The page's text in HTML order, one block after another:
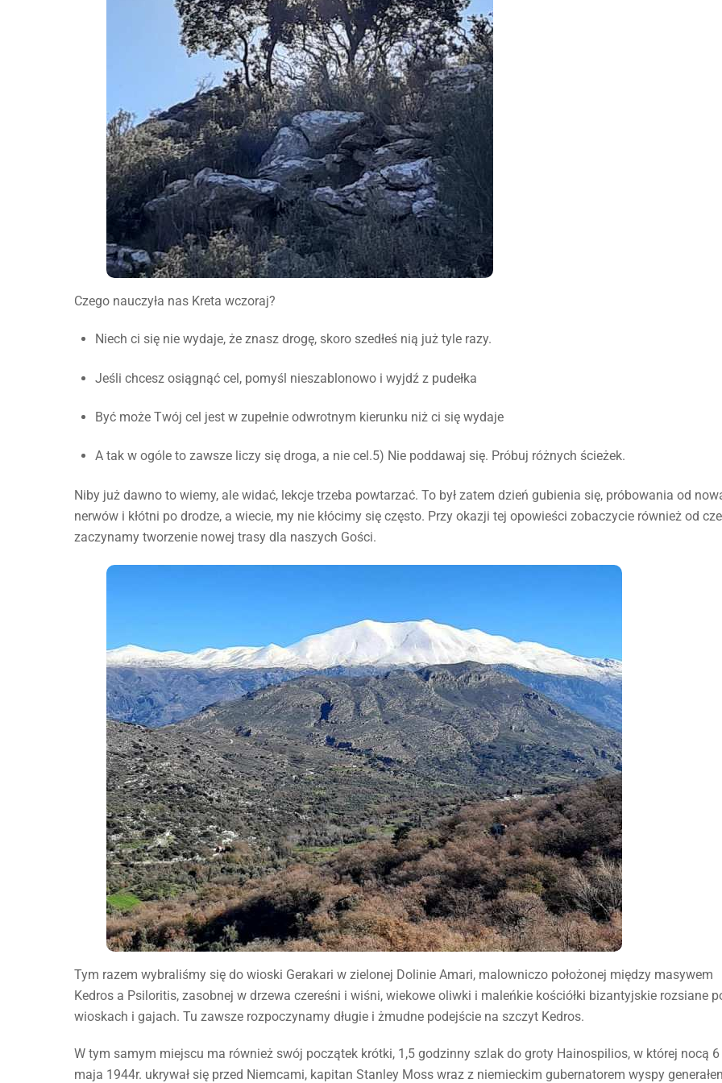
Czego nauczyła nas Kreta wczoraj?
Niech ci się nie wydaje, że znasz drogę, skoro szedłeś nią już tyle razy.
Jeśli chcesz osiągnąć cel, pomyśl nieszablonowo i wyjdź z pudełka
Być może Twój cel jest w zupełnie odwrotnym kierunku niż ci się wydaje
A tak w ogóle to zawsze liczy się droga, a nie cel.5) Nie poddawaj się. Próbuj różnych ścieżek.
Niby już dawno to wiemy, ale widać, lekcje trzeba powtarzać. To był zatem dzień gubienia się, próbowania od
nerwów i kłótni po drodze, a wiecie, my nie kłócimy się często. Przy okazji tej opowieści zobaczycie również od
zaczynamy tworzenie nowej trasy dla naszych Gości.
Tym razem wybraliśmy się do wioski Gerakari w zielonej Dolinie Amari, malowniczo położonej między masywem
Kedros a Psiloritis, zasobnej w drzewa czereśni i wiśni, wiekowe oliwki i maleńkie kościółki bizantyjskie rozsiane
wioskach i gajach. Tu zawsze rozpoczynamy długie i żmudne podejście na szczyt Kedros.
W tym samym miejscu ma również swój początek krótki, 1,5 godzinny szlak do groty Hainospilios, w której nocą 6
maja 1944r. ukrywał się przed Niemcami, kapitan Stanley Moss wraz z niemieckim gubernatorem wyspy